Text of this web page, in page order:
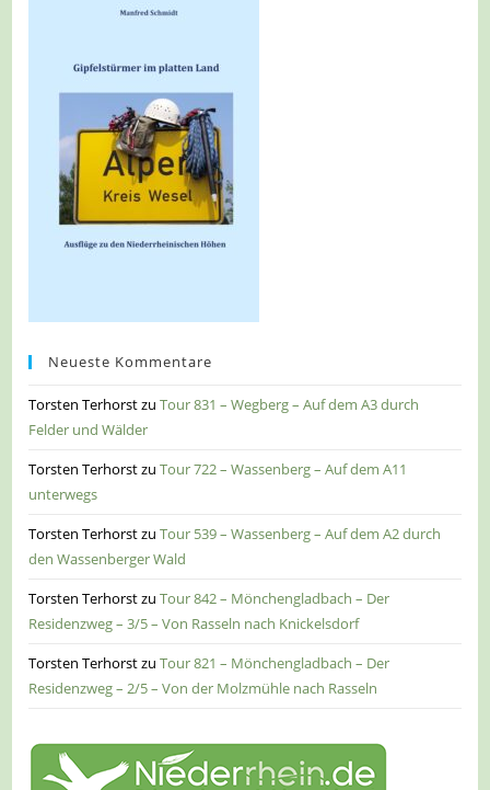
Neueste Kommentare
Torsten TerhorstzuTour 831 – Wegberg – Auf dem A3 durch
Felder und Wälder
Torsten TerhorstzuTour 722 – Wassenberg – Auf dem A11
unterwegs
Torsten TerhorstzuTour 539 – Wassenberg – Auf dem A2 durch
den Wassenberger Wald
Torsten TerhorstzuTour 842 – Mönchengladbach – Der
Residenzweg – 3/5 – Von Rasseln nach Knickelsdorf
Torsten TerhorstzuTour 821 – Mönchengladbach – Der
Residenzweg – 2/5 – Von der Molzmühle nach Rasseln